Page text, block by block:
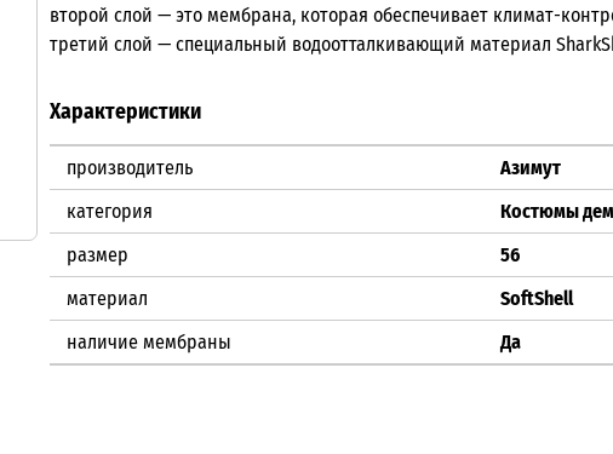
второй слой — это мембрана, которая обеспечивает климат-
третий слой — специальный водоотталкивающий материал
Характеристики
производитель
Азимут
категория
Костюмы
размер
56
материал
SoftShell
наличие мембраны
Да